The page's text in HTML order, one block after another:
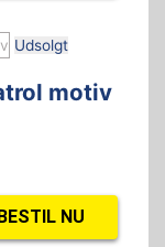
Udsolgt
motiv
NU